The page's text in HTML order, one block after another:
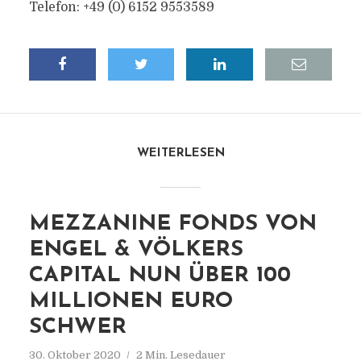
Telefon: +49 (0) 6152 9553589
WEITERLESEN
MEZZANINE FONDS VON
ENGEL & VÖLKERS
CAPITAL NUN ÜBER 100
MILLIONEN EURO
SCHWER
30. Oktober 2020 2 Min. Lesedauer